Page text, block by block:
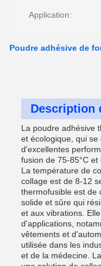
Application:
Poudre adhésive de
Description
La poudre adhésive
et écologique, qui
d'excellentes
fusion de 75-85°C et
La température de
collage est de 8-12
thermofusible est de
solide et sûre qui
et aux vibrations.
d'applications,
vêtements et
utilisée dans les
et de la médecine.